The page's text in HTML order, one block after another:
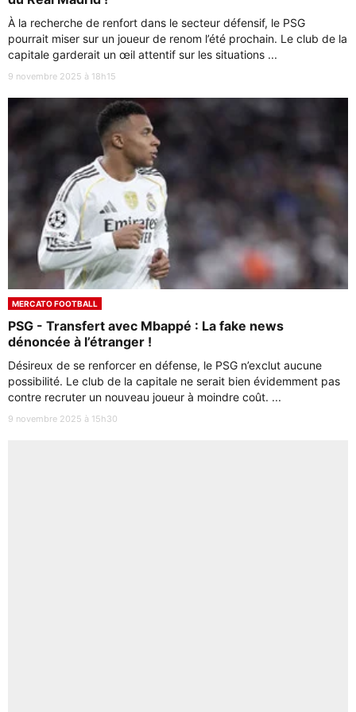
À la recherche de renfort dans le secteur défensif, le PSG
pourrait miser sur un joueur de renom l’été prochain. Le club de la
capitale garderait un œil attentif sur les situations ...
9 novembre 2025 à 18h15
MERCATO FOOTBALL
PSG - Transfert avec Mbappé : La fake news
dénoncée à l’étranger !
Désireux de se renforcer en défense, le PSG n’exclut aucune
possibilité. Le club de la capitale ne serait bien évidemment pas
contre recruter un nouveau joueur à moindre coût. ...
9 novembre 2025 à 15h30